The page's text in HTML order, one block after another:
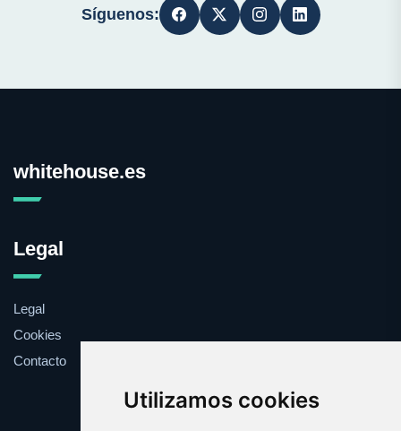
Utilizamos cookies
Síguenos:
whitehouse.es
Legal
Legal
Cookies
Contacto